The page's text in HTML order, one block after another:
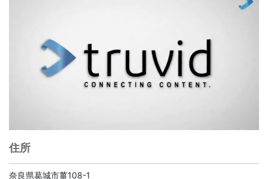
住所
奈良県葛城市薑108-1